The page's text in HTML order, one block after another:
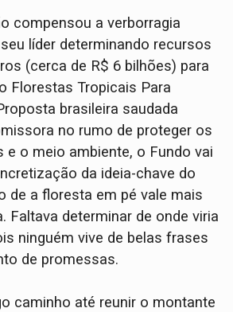
compensou a verborragia
líder determinando recursos
(cerca de R$ 6 bilhões) para
Florestas Tropicais Para
brasileira saudada
no rumo de proteger os
e o meio ambiente, o Fundo vai
da ideia-chave do
de a floresta em pé vale mais
Faltava determinar de onde viria
ninguém vive de belas frases
de promessas.
caminho até reunir o montante